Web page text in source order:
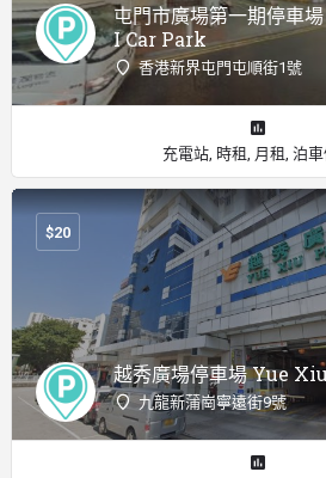
屯門市廣場第一期停車
I Car Park
香港新界屯門屯順街1號
充電站, 時租, 月租, 泊
越秀廣場停車場 Yue
九龍新蒲崗寧遠街9號
$20